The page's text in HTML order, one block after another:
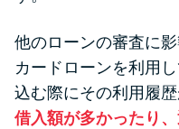
他のローンの審査に
カードローンを利用
込む際にその利用履
借入額が多かったり